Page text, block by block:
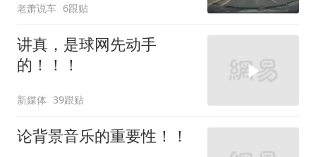
老萧说车 6跟贴
讲真，是球网先动手
的！！！
新媒体 39跟贴
论背景音乐的重要性！！